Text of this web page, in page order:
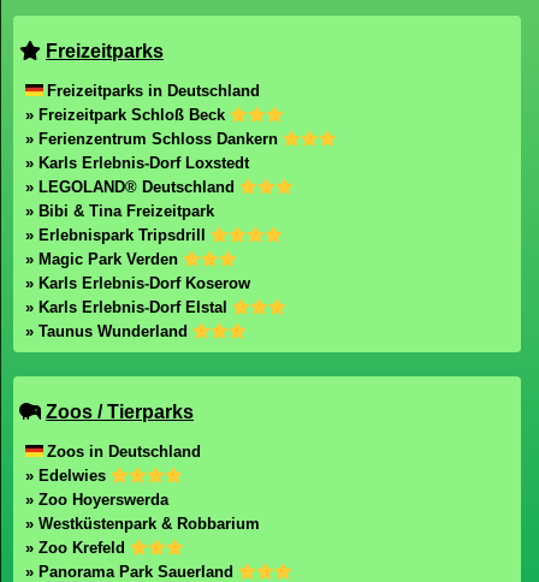
Freizeitparks
Freizeitparks in Deutschland
» Freizeitpark Schloß Beck
» Ferienzentrum Schloss Dankern
» Karls Erlebnis-Dorf Loxstedt
» LEGOLAND® Deutschland
» Bibi & Tina Freizeitpark
» Erlebnispark Tripsdrill
» Magic Park Verden
» Karls Erlebnis-Dorf Koserow
» Karls Erlebnis-Dorf Elstal
» Taunus Wunderland
Zoos / Tierparks
Zoos in Deutschland
» Edelwies
» Zoo Hoyerswerda
» Westküstenpark & Robbarium
» Zoo Krefeld
» Panorama Park Sauerland